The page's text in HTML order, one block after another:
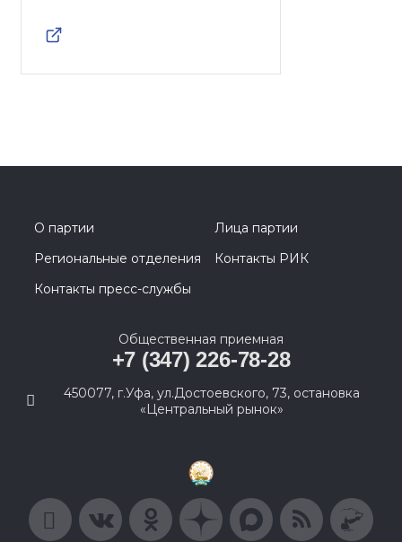
О партии
Лица партии
Региональные отделения
Контакты РИК
Контакты пресс-службы
Общественная приемная
+7 (347) 226-78-28
450077, г.Уфа, ул.Достоевского, 73, остановка
«Центральный рынок»